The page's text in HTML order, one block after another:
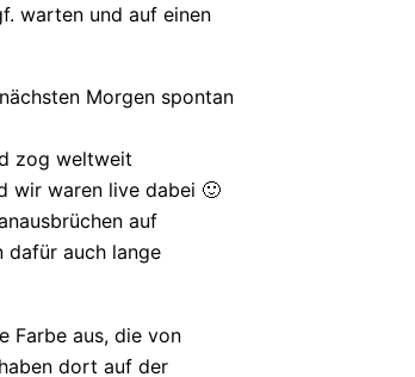
warten und auf einen
Morgen spontan
zog weltweit
wir waren live dabei 🙂
auf
dafür auch lange
Farbe aus, die von
dort auf der